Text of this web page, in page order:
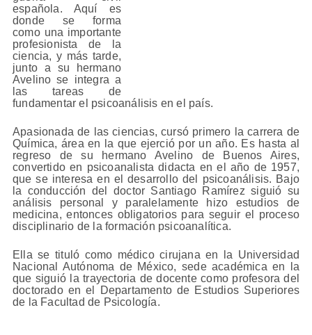
española. Aquí es
donde se forma
como una importante
profesionista de la
ciencia, y más tarde,
junto a su hermano
Avelino se integra a
las tareas de
fundamentar el psicoanálisis en el país.
Apasionada de las ciencias, cursó primero la carrera de
Química, área en la que ejerció por un año. Es hasta al
regreso de su hermano Avelino de Buenos Aires,
convertido en psicoanalista didacta en el año de 1957,
que se interesa en el desarrollo del psicoanálisis. Bajo
la conducción del doctor Santiago Ramírez siguió su
análisis personal y paralelamente hizo estudios de
medicina, entonces obligatorios para seguir el proceso
disciplinario de la formación psicoanalítica.
Ella se tituló como médico cirujana en la Universidad
Nacional Autónoma de México, sede académica en la
que siguió la trayectoria de docente como profesora del
doctorado en el Departamento de Estudios Superiores
de la Facultad de Psicología.